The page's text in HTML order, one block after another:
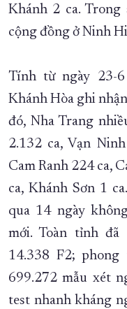
Khánh 2 ca. Trong
cộng đồng ở Ninh
Tính từ ngày 23-
Khánh Hòa ghi
đó, Nha Trang
2.132 ca, Vạn
Cam Ranh 224 ca,
ca, Khánh Sơn 1
qua 14 ngày
mới. Toàn tỉnh
14.338 F2;
699.272 mẫu xét
test nhanh kháng